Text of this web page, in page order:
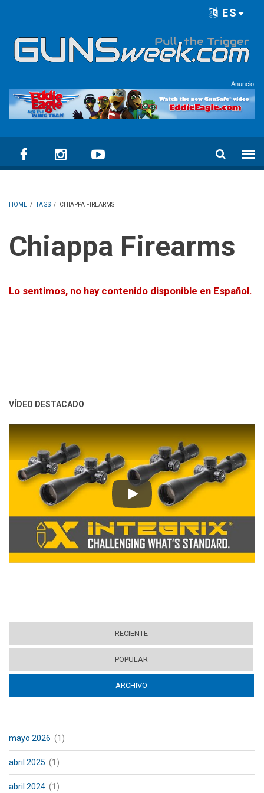
ES
Anuncio
HOME / TAGS / CHIAPPA FIREARMS
Chiappa Firearms
Lo sentimos, no hay contenido disponible en Español.
VÍDEO DESTACADO
Play
RECIENTE
POPULAR
ARCHIVO
mayo 2026 (1)
abril 2025 (1)
abril 2024 (1)